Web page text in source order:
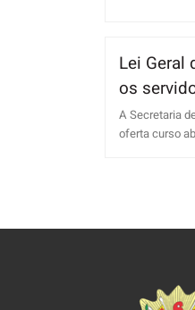
Lei Geral
os
A Secretaria
oferta curso